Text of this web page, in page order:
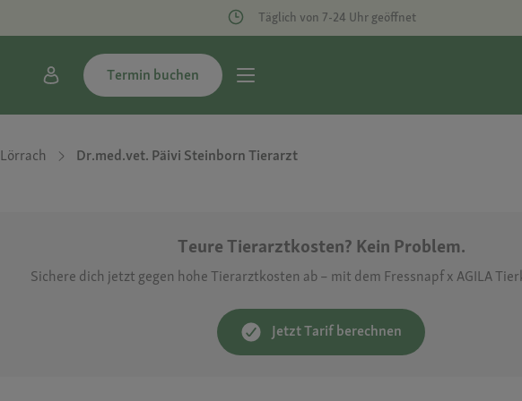
Täglich von 7-24 Uhr geöffnet
Termin buchen
Lörrach Dr.med.vet. Päivi Steinborn Tierarzt
Teure Tierarztkosten? Kein Problem.
Sichere dich jetzt gegen hohe Tierarztkosten ab – mit dem Fressnapf x AGILA
Jetzt Tarif berechnen